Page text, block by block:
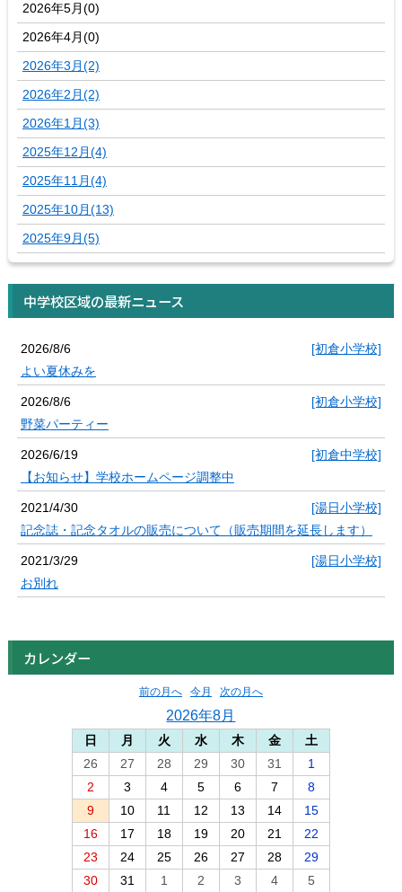
2026年5月(0)
2026年4月(0)
2026年3月(2)
2026年2月(2)
2026年1月(3)
2025年12月(4)
2025年11月(4)
2025年10月(13)
2025年9月(5)
中学校区域の最新ニュース
2026/8/6
[初倉小学校]
よい夏休みを
2026/8/6
[初倉小学校]
野菜パーティー
2026/6/19
[初倉中学校]
【お知らせ】学校ホームページ調整中
2021/4/30
[湯日小学校]
記念誌・記念タオルの販売について（販売期間を延長します）
2021/3/29
[湯日小学校]
お別れ
カレンダー
前の月へ 今月 次の月へ
2026年8月
日 月 火 水 木 金
土
26
27 28 29 30 31
1
2
3 4 5 6 7
8
9
10 11 12 13 14
15
16
17 18 19 20 21
22
23
24 25 26 27 28
29
30
31 1 2 3 4 5